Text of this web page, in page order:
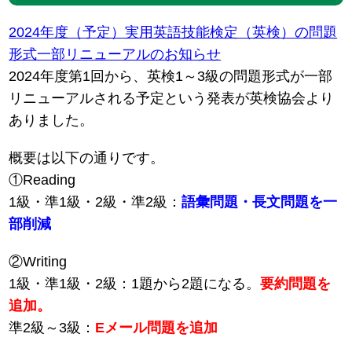
2024年度（予定）実用英語技能検定（英検）の問題
形式一部リニューアルのお知らせ
2024年度第1回から、英検1～3級の問題形式が一部
リニューアルされる予定という発表が英検協会より
ありました。
概要は以下の通りです。
①Reading
1級・準1級・2級・準2級：語彙問題・長文問題を一
部削減
②Writing
1級・準1級・2級：1題から2題になる。要約問題を
追加。
準2級～3級： Eメール問題を追加